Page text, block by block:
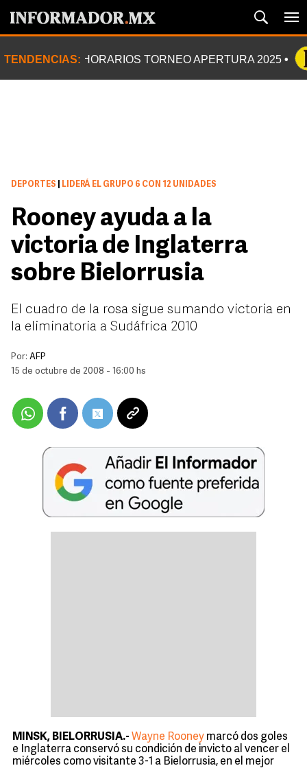
TENDENCIAS: HORARIOS TORNEO APERTURA 2025
DEPORTES LIDERÁ EL GRUPO 6 CON 12 UNIDADES
Rooney ayuda a la
victoria de Inglaterra
sobre Bielorrusia
El cuadro de la rosa sigue sumando victoria en
la eliminatoria a Sudáfrica 2010
Por: AFP
15 de octubre de 2008 - 16:00 hs
MINSK, BIELORRUSIA.- Wayne Rooney marcó dos goles
e Inglaterra conservó su condición de invicto al vencer el
miércoles como visitante 3-1 a Bielorrusia, en el mejor